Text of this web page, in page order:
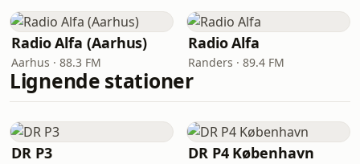
Radio Alfa (Aarhus)
Aarhus · 88.3 FM
Radio Alfa
Randers · 89.4 FM
Lignende stationer
DR P3 DR P4 København